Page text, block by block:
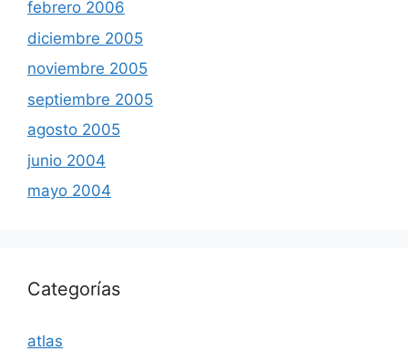
febrero 2006
diciembre 2005
noviembre 2005
septiembre 2005
agosto 2005
junio 2004
mayo 2004
Categorías
atlas